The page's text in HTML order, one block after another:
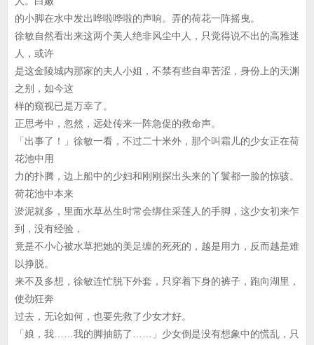
的小脚在水中发出哗啦哗啦的声响。弄的荷花一阵摇曳。
徐敏自然看出来这两个美人绝非风尘中人，只觉得说不出的高雅迷
人，或许
是这金陵城内那家的夫人小姐，不禁有些自卑苦涩，身份上的天渊
之别，如今这
样的窥视已是万幸了。
正思考中，忽然，远处传来一阵急促的救命声。
「出事了！」徐敏一看，不过二十米外，那个叫霜儿的少女正在荷
花池中用
力的扑腾，边上船中的少妇和刚刚探出头来的丫鬟都一脸的惊骇。
荷花池中本来
淤泥就多，里面水草丛生时常会绑住采莲人的手脚，这少女初来乍
到，没有经验，
竟是不小心被水草把她的美足缠的死死的，越是用力，反而越是难
以挣脱。
来不及多想，徐敏连忙脱下外套，只穿着下身的裤子，跑向湖里，
使劲狂奔
过去，无论如何，也要先救了少女才好。
「娘，我……我的脚抽筋了……」少女倒是没有想象中的慌乱，只